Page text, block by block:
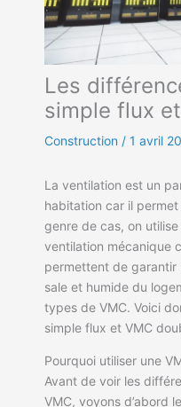
Les
simple flux
Construction / 1 avril
La ventilation est un
habitation car il permet
genre de cas, on
ventilation mécanique
permettent de garantir
sale et humide du
types de VMC. Voici
simple flux et VMC
Pourquoi utiliser une
Avant de voir les
VMC, voyons d’abord